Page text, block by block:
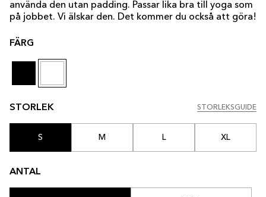
använda den utan padding. Passar lika bra till yoga som
på jobbet. Vi älskar den. Det kommer du också att göra!
FÄRG
STORLEK
STORLEKSGUIDE
S M L XL
ANTAL